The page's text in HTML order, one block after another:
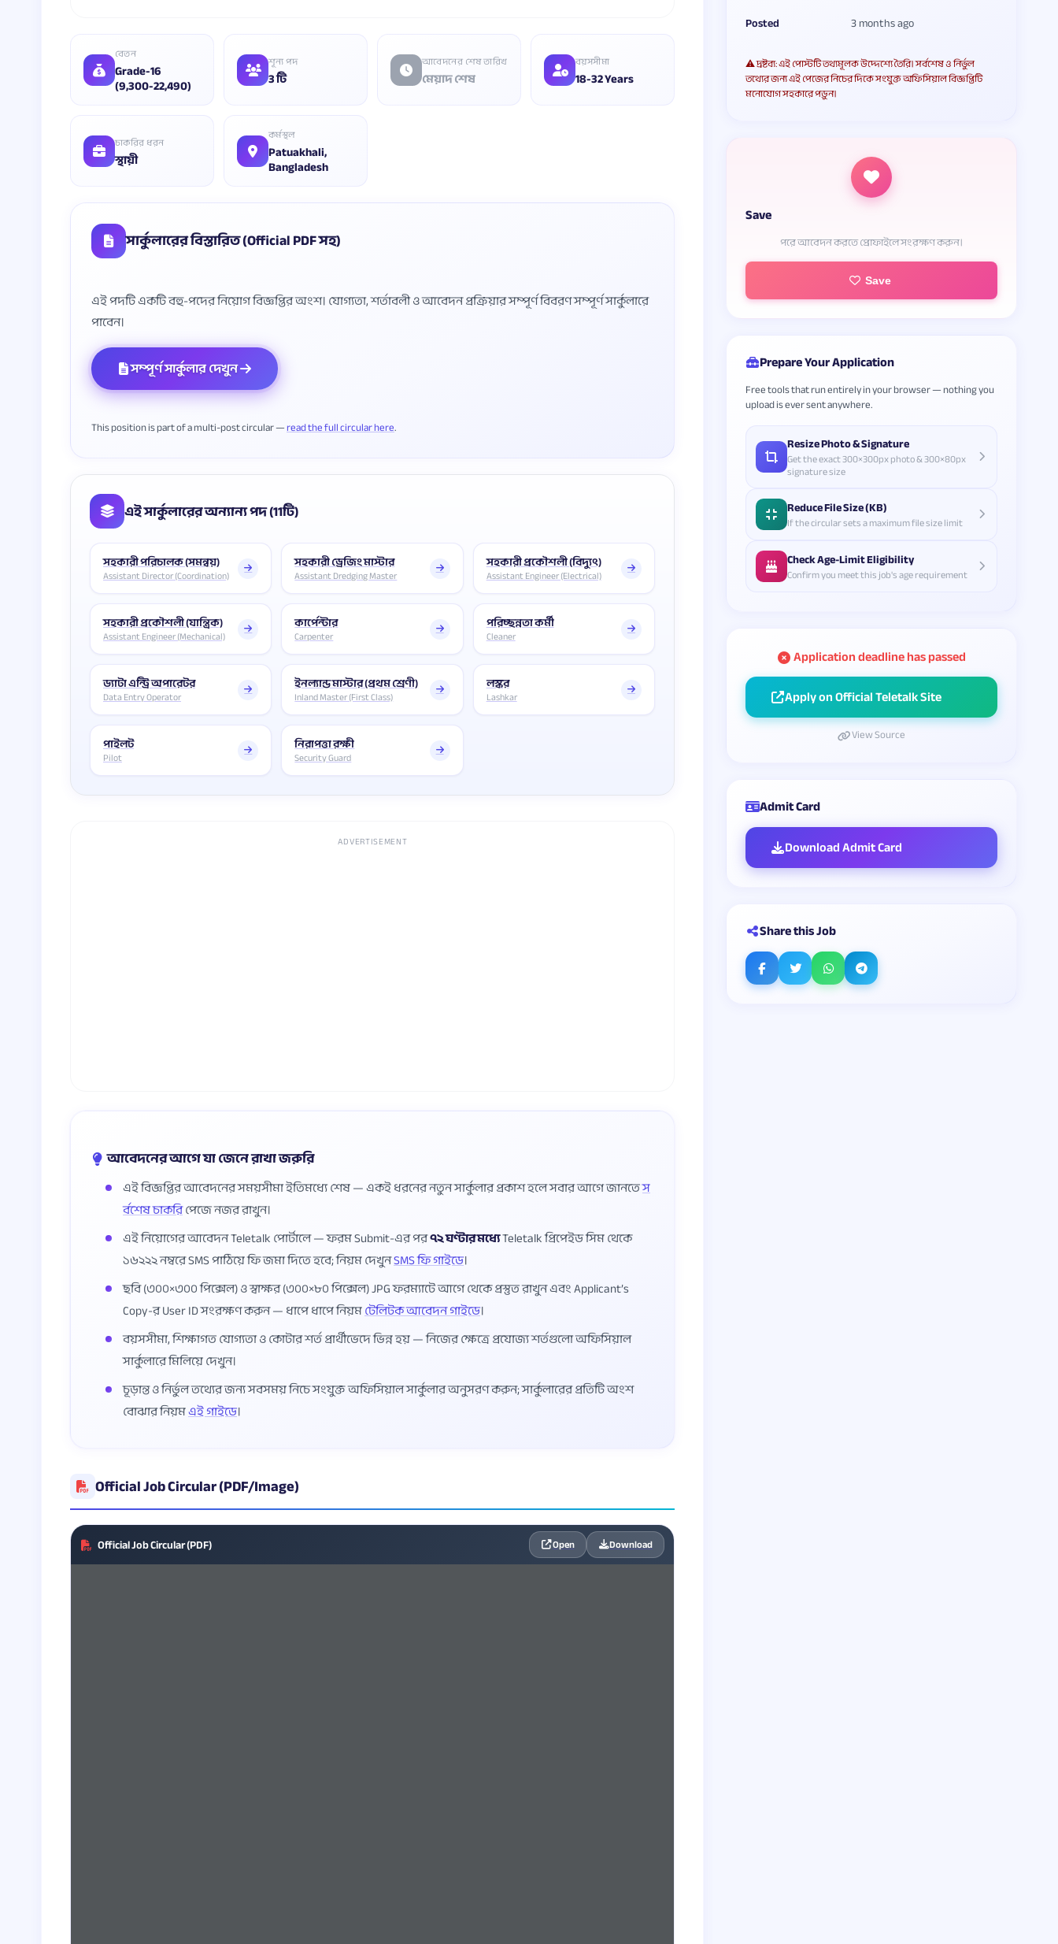
বেতন
Grade-16
(9,300-22,490)
শূন্য পদ
3 টি
আবেদনের শেষ তারিখ
মেয়াদ শেষ
বয়সসীমা
18-32 Years
চাকরির ধরন
স্থায়ী
কর্মস্থল
Patuakhali,
Bangladesh
সার্কুলারের বিস্তারিত (Official PDF সহ)
এই পদটি একটি বহু-পদের নিয়োগ বিজ্ঞপ্তির অংশ। যোগ্যতা, শর্তাবলী ও আবেদন প্রক্রিয়ার সম্পূর্ণ বিবরণ সম্পূর্ণ সার্কুলারে
সম্পূর্ণ সার্কুলার দেখুন
This position is part of a multi-post circular —read the full circular here
এই সার্কুলারের অন্যান্য পদ (11টি)
সহকারী পরিচালক (সমন্বয়)
Assistant Director (Coordination)
সহকারী ড্রেজিং মাস্টার
Assistant Dredging Master
সহকারী প্রকৌশলী (বিদ্যুৎ)
Assistant Engineer (Electrical)
সহকারী প্রকৌশলী (যান্ত্রিক)
Assistant Engineer (Mechanical)
কার্পেন্টার
Carpenter
পরিচ্ছন্নতা কর্মী
Cleaner
ড্যাটা এন্ট্রি অপারেটর
Data Entry Operator
ইনল্যান্ড মাস্টার (প্রথম শ্রেণী)
Inland Master (First Class)
লস্কর
Lashkar
পাইলট
Pilot
নিরাপত্তা রক্ষী
Security Guard
ADVERTISEMENT
আবেদনের আগে যা জেনে রাখা জরুরি
এই বিজ্ঞপ্তির আবেদনের সময়সীমা ইতিমধ্যে শেষ — একই ধরনের নতুন সার্কুলার প্রকাশ হলে সবার আগে জানতেস
র্বশেষ চাকরিপেজে নজর রাখুন।
এই নিয়োগের আবেদন Teletalk পোর্টালে — ফরম Submit-এর পর৭২ ঘণ্টার মধ্যেTeletalk প্রিপেইড সিম থেকে
১৬২২২ নম্বরে SMS পাঠিয়ে ফি জমা দিতে হবে; নিয়ম দেখুনSMS ফি গাইডে।
ছবি (৩০০×৩০০ পিক্সেল) ও স্বাক্ষর (৩০০×৮০ পিক্সেল) JPG ফরম্যাটে আগে থেকে প্রস্তুত রাখুন এবং Applicant’s
Copy-র User ID সংরক্ষণ করুন — ধাপে ধাপে নিয়মটেলিটক আবেদন গাইডে।
বয়সসীমা, শিক্ষাগত যোগ্যতা ও কোটার শর্ত প্রার্থীভেদে ভিন্ন হয় — নিজের ক্ষেত্রে প্রযোজ্য শর্তগুলো অফিসিয়াল
সার্কুলারে মিলিয়ে দেখুন।
চূড়ান্ত ও নির্ভুল তথ্যের জন্য সবসময় নিচে সংযুক্ত অফিসিয়াল সার্কুলার অনুসরণ করুন; সার্কুলারের প্রতিটি অংশ
বোঝার নিয়মএই গাইডে।
Official Job Circular (PDF/Image)
Official Job Circular (PDF) Open Download
Posted
3 months ago
⚠️ দ্রষ্টব্য: এই পোস্টটি তথ্যমূলক উদ্দেশ্যে তৈরি। সর্বশেষ ও নির্ভুল
তথ্যের জন্য এই পেজের নিচের দিকে সংযুক্ত অফিসিয়াল বিজ্ঞপ্তিটি
মনোযোগ সহকারে পড়ুন।
Save
পরে আবেদন করতে প্রোফাইলে সংরক্ষণ করুন।
Save
Prepare Your Application
Free tools that run entirely in your browser — nothing you
upload is ever sent anywhere.
Resize Photo & Signature
Get the exact 300×300px photo & 300×80px
signature size
Reduce File Size (KB)
If the circular sets a maximum file size limit
Check Age-Limit Eligibility
Confirm you meet this job's age requirement
Application deadline has passed
Apply on Official Teletalk Site
View Source
Admit Card
Download Admit Card
Share this Job